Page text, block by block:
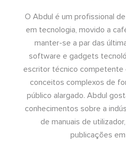
O Abdul é um profissional
em tecnologia, movido a
manter-se a par das
software e gadgets
escritor técnico competente
conceitos complexos de
público alargado. Abdul
conhecimentos sobre a
de manuais de
publicações